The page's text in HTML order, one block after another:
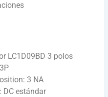
LC1D09BD 3 polos
3 NA
DC estándar